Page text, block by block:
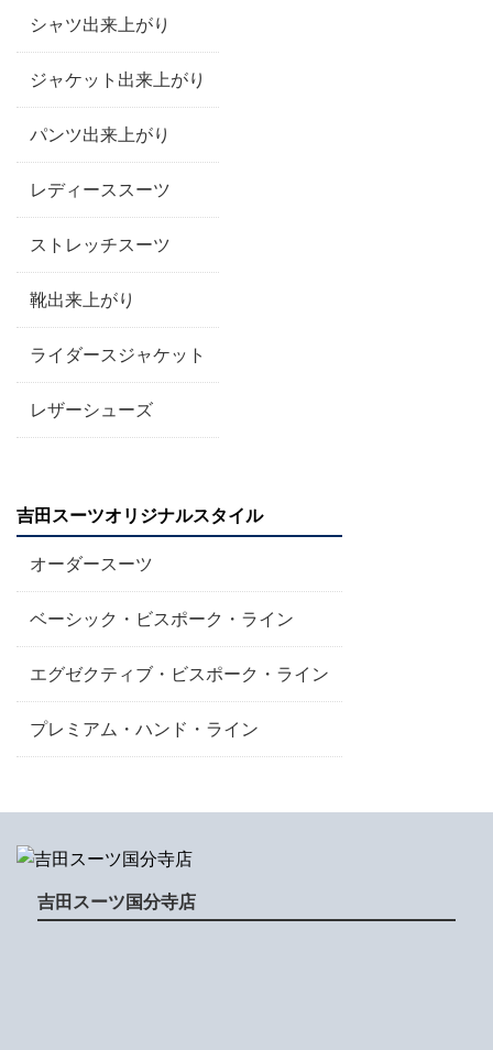
シャツ出来上がり
ジャケット出来上がり
パンツ出来上がり
レディーススーツ
ストレッチスーツ
靴出来上がり
ライダースジャケット
レザーシューズ
吉田スーツオリジナルスタイル
オーダースーツ
ベーシック・ビスポーク・ライン
エグゼクティブ・ビスポーク・ライン
プレミアム・ハンド・ライン
吉田スーツ国分寺店